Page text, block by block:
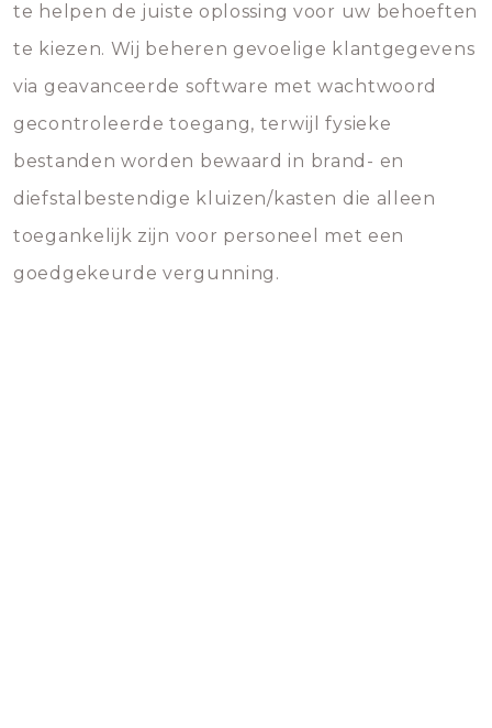
te helpen de juiste oplossing voor uw behoeften
te kiezen. Wij beheren gevoelige klantgegevens
via geavanceerde software met wachtwoord
gecontroleerde toegang, terwijl fysieke
bestanden worden bewaard in brand- en
diefstalbestendige kluizen/kasten die alleen
toegankelijk zijn voor personeel met een
goedgekeurde vergunning.